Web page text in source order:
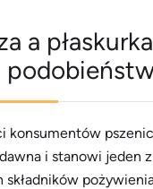
a
konsumentów
i stanowi jeden z